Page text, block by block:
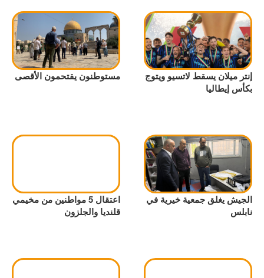
إنتر ميلان يسقط لاتسيو ويتوج
بكأس إيطاليا
مستوطنون يقتحمون الأقصى
الجيش يغلق جمعية خيرية في
نابلس
اعتقال 5 مواطنين من مخيمي
قلنديا والجلزون